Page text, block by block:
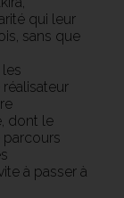
qui leur
sans que
dont le
à passer à